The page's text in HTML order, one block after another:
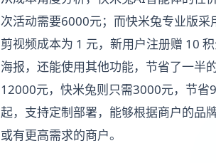
次活动需要6000元；而快米兔专业版
剪视频成本为 1 元，新用户注册赠 10
海报，还能使用其他功能，节省了一半
12000元，快米兔则只需3000元，节
起，支持定制部署，能够根据商户的品
或有更高需求的商户。